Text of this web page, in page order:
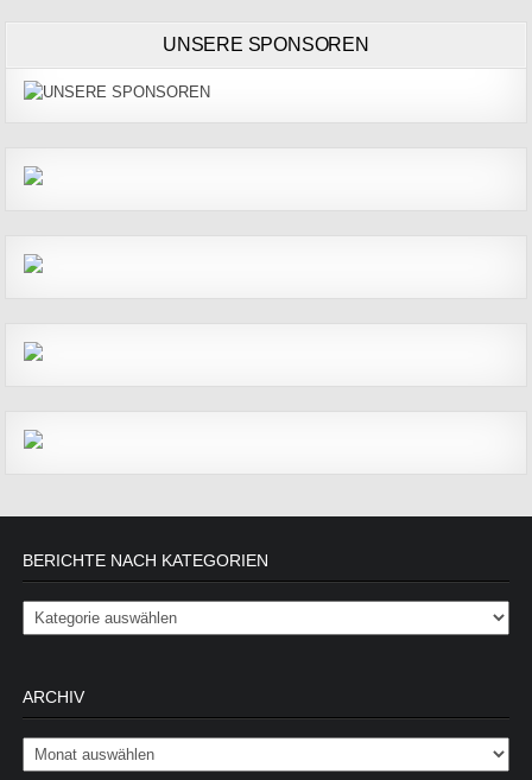
UNSERE SPONSOREN
BERICHTE NACH KATEGORIEN
Berichte nach Kategorien
ARCHIV
Archiv